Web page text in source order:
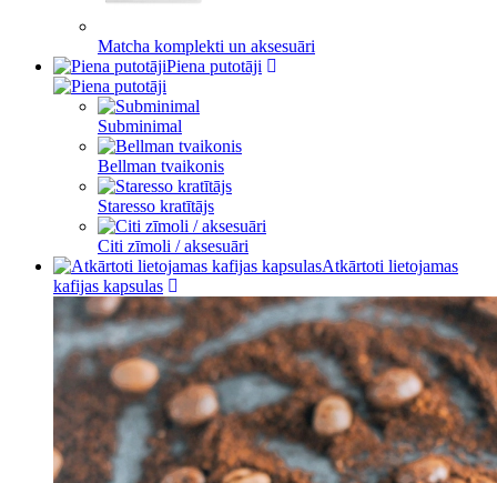
Matcha komplekti un aksesuāri
Piena putotāji
Subminimal
Bellman tvaikonis
Staresso kratītājs
Citi zīmoli / aksesuāri
Atkārtoti lietojamas
kafijas kapsulas